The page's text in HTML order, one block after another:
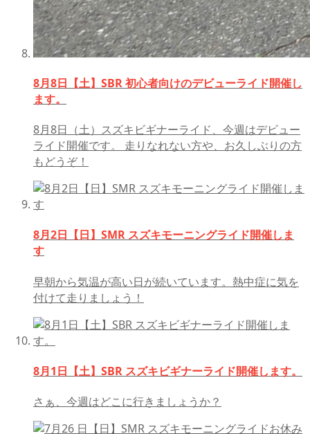
8月8日【土】SBR 初心者向けのデビューライド開催し
ます。
8月8日（土）スズキビギナーライド、今週はデビュー
ライド開催です。 走りなれない方や、お久しぶりの方
もどうぞ！
8月2日【日】SMR スズキモーニングライド開催しま
す
早朝から気温が高い日が続いています。熱中症に気を
付けて走りましょう！
8月1日【土】SBR スズキビギナーライド開催します。
さぁ、今週はどこに行きましょうか？